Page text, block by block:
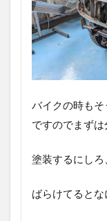
バイクの時も
ですのでまずは
塗装するにし
ばらけてると